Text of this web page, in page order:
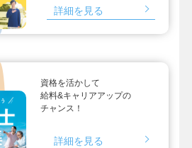
詳細を見る
資格を活かして
給料&キャリアアップの
チャンス！
詳細を見る